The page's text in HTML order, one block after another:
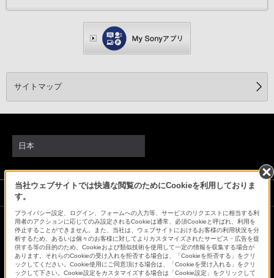
サイトマップ
当社ウェブサイトでは快適な閲覧のためにCookieを利用しておりま
す。
プライバシー設定、ログイン、フォームへの入力等、サービスのリクエストに相当する利
用者のアクションに応じてのみ設定されるCookieは通常、必須Cookieと呼ばれ、利用を
停止することができません。また、当社は、ウェブサイトにおけるお客様の利用状況を分
析するため、あるいは個々のお客様に対してよりカスタマイズされたサービス・広告を提
供する等の目的のため、Cookieおよび類似技術を使用して一定の情報を収集する場合が
あります。それらのCookieの受け入れを拒否する場合は、「Cookieを拒否する」をクリ
ックしてください。Cookie使用にご同意頂ける場合は、「Cookieを受け入れる」をクリ
ックして下さい。Cookie設定をカスタマイズする場合は「Cookie設定」をクリックして
日本
ソニーストアでのお買い物にあたって
会社情報 採用情報 特約店のご案内
ニュースリリース
環境情報
My Sony 利用規約